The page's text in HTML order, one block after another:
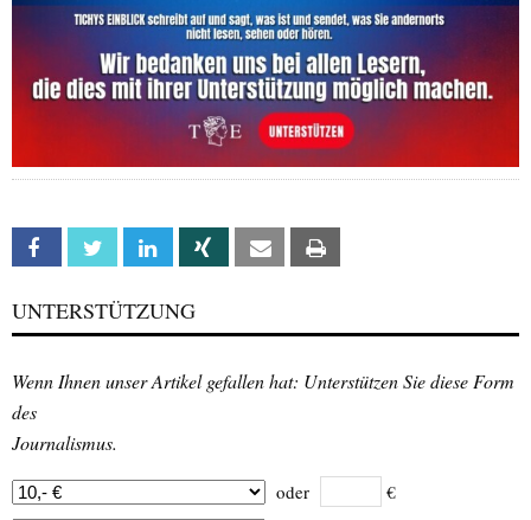
Facebook Twitter Linkedin Xing Email
UNTERSTÜTZUNG
Wenn Ihnen unser Artikel gefallen hat: Unterstützen Sie diese Form
des
Journalismus.
oder €